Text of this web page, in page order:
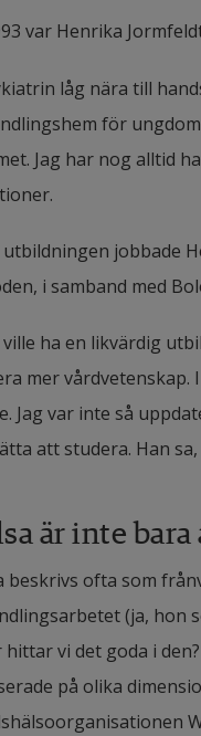
var Henrika
låg nära till
för
Jag har nog alltid
jobbade
i samband med
ville ha en likvärdig
mer
Jag var inte så
att studera. Han sa,
är inte
beskrivs ofta som
(ja, hon
hittar vi det goda i
på olika